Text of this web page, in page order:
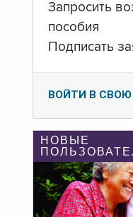
Запросить
пособия
Подписать
ВОЙТИ В
НОВЫЕ